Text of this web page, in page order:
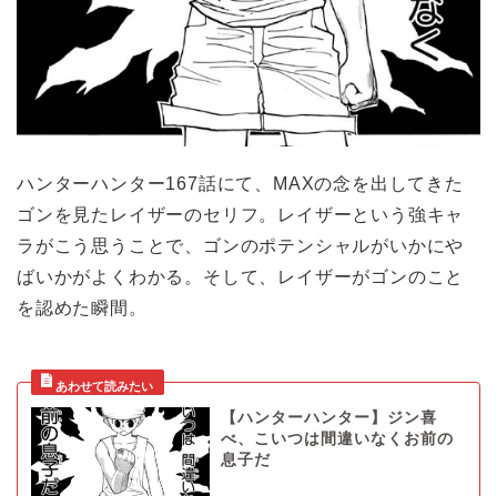
ハンターハンター167話にて、MAXの念を出してきた
ゴンを見たレイザーのセリフ。レイザーという強キャ
ラがこう思うことで、ゴンのポテンシャルがいかにや
ばいかがよくわかる。そして、レイザーがゴンのこと
を認めた瞬間。
【ハンターハンター】ジン喜
べ、こいつは間違いなくお前の
息子だ